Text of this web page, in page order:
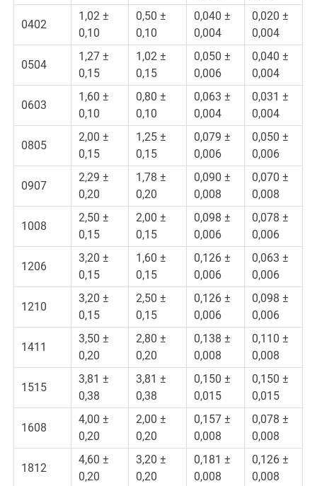
0402
1,02 ±
0,10
0,50 ±
0,10
0,040 ±
0,004
0,020 ±
0,004
0504
1,27 ±
0,15
1,02 ±
0,15
0,050 ±
0,006
0,040 ±
0,004
0603
1,60 ±
0,10
0,80 ±
0,10
0,063 ±
0,004
0,031 ±
0,004
0805
2,00 ±
0,15
1,25 ±
0,15
0,079 ±
0,006
0,050 ±
0,006
0907
2,29 ±
0,20
1,78 ±
0,20
0,090 ±
0,008
0,070 ±
0,008
1008
2,50 ±
0,15
2,00 ±
0,15
0,098 ±
0,006
0,078 ±
0,006
1206
3,20 ±
0,15
1,60 ±
0,15
0,126 ±
0,006
0,063 ±
0,006
1210
3,20 ±
0,15
2,50 ±
0,15
0,126 ±
0,006
0,098 ±
0,006
1411
3,50 ±
0,20
2,80 ±
0,20
0,138 ±
0,008
0,110 ±
0,008
1515
3,81 ±
0,38
3,81 ±
0,38
0,150 ±
0,015
0,150 ±
0,015
1608
4,00 ±
0,20
2,00 ±
0,20
0,157 ±
0,008
0,078 ±
0,008
1812
4,60 ±
0,20
3,20 ±
0,20
0,181 ±
0,008
0,126 ±
0,008